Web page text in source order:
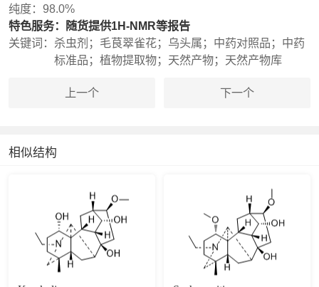
纯度：98.0%
特色服务：
随货提供1H-NMR等报告
关键词： 杀虫剂；毛茛翠雀花；乌头属；中药对照品；中药
标准品；植物提取物；天然产物；天然产物库
上一个 下一个
相似结构